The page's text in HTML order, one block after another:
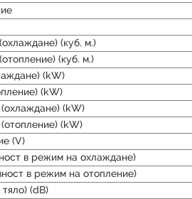
(куб. м.)
(куб. м.)
(kW)
(kW)
(kW)
(kW)
(V)
в режим на охлаждане)
в режим на отопление)
(dB)